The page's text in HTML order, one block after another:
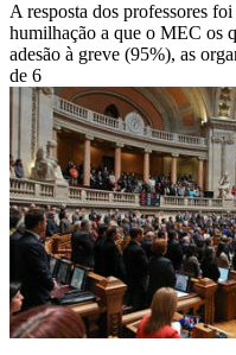
A resposta dos professores
humilhação a que o MEC os
adesão à greve (95%), as
de 6